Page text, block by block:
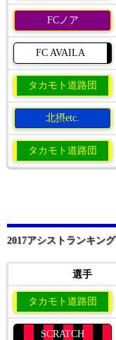
FCノア
FC AVAILA
タカモト道路団
北摂etc.
タカモト道路団
2017アシストランキング
選手
タカモト道路団
SCRATCH